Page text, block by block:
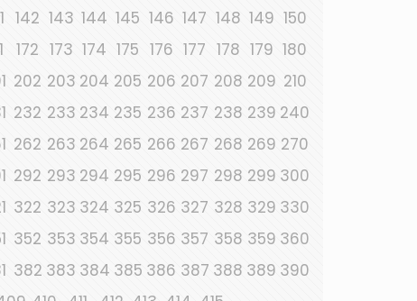
142 143 144 145 146 147 148 149 150
172 173 174 175 176 177 178 179 180
202 203 204 205 206 207 208 209 210
232 233 234 235 236 237 238 239 240
262 263 264 265 266 267 268 269 270
292 293 294 295 296 297 298 299 300
322 323 324 325 326 327 328 329 330
352 353 354 355 356 357 358 359 360
382 383 384 385 386 387 388 389 390